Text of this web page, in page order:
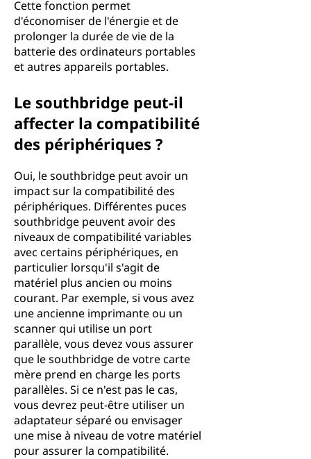
Cette fonction permet
d'économiser de l'énergie et de
prolonger la durée de vie de la
batterie des ordinateurs portables
et autres appareils portables.
Le southbridge peut-il
affecter la compatibilité
des périphériques ?
Oui, le southbridge peut avoir un
impact sur la compatibilité des
périphériques. Différentes puces
southbridge peuvent avoir des
niveaux de compatibilité variables
avec certains périphériques, en
particulier lorsqu'il s'agit de
matériel plus ancien ou moins
courant. Par exemple, si vous avez
une ancienne imprimante ou un
scanner qui utilise un port
parallèle, vous devez vous assurer
que le southbridge de votre carte
mère prend en charge les ports
parallèles. Si ce n'est pas le cas,
vous devrez peut-être utiliser un
adaptateur séparé ou envisager
une mise à niveau de votre matériel
pour assurer la compatibilité.